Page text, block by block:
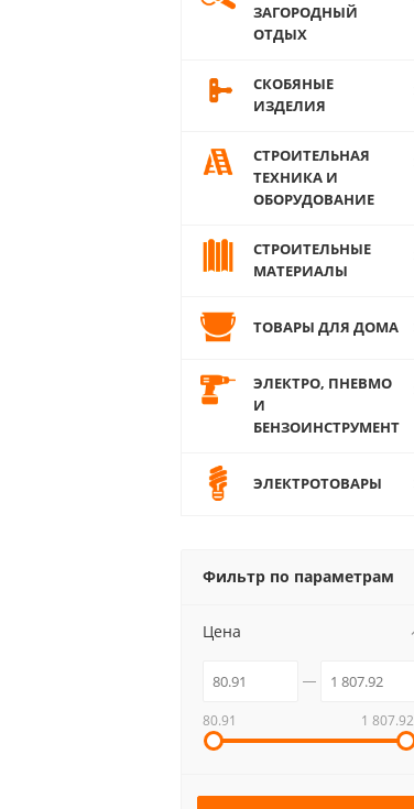
ЗАГОРОДНЫЙ
ОТДЫХ
СКОБЯНЫЕ
ИЗДЕЛИЯ
СТРОИТЕЛЬНАЯ
ТЕХНИКА И
ОБОРУДОВАНИЕ
СТРОИТЕЛЬНЫЕ
МАТЕРИАЛЫ
ТОВАРЫ ДЛЯ ДОМА
ЭЛЕКТРО, ПНЕВМО
И
БЕНЗОИНСТРУМЕНТ
ЭЛЕКТРОТОВАРЫ
Фильтр по параметрам
Цена
80.91 1 807.92